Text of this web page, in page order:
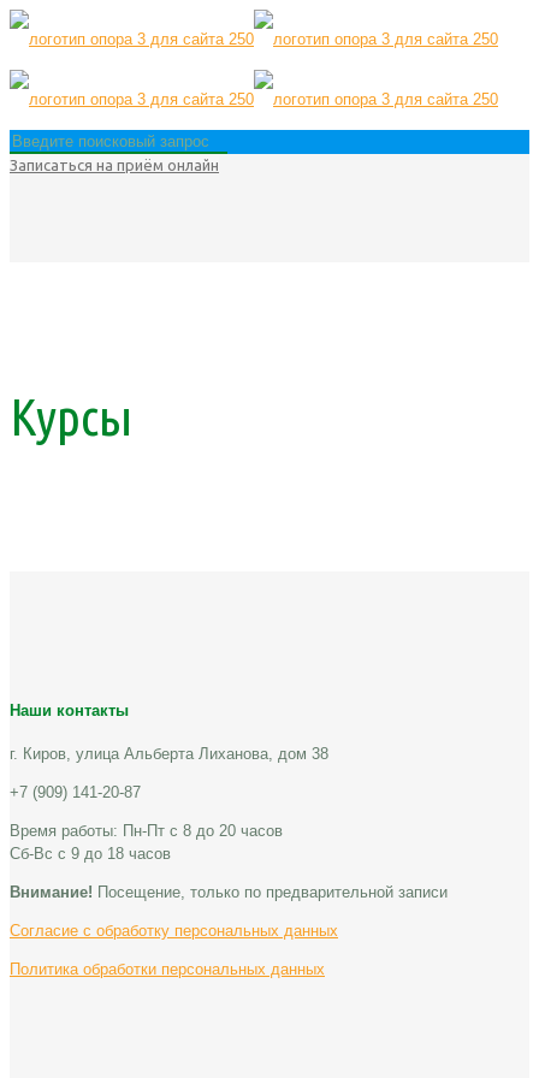
Записаться на приём онлайн
Курсы
Наши контакты
г. Киров, улица Альберта Лиханова, дом 38
+7 (909) 141-20-87
Время работы: Пн-Пт с 8 до 20 часов
Сб-Вс с 9 до 18 часов
Внимание! Посещение, только по предварительной записи
Согласие с обработку персональных данных
Политика обработки персональных данных